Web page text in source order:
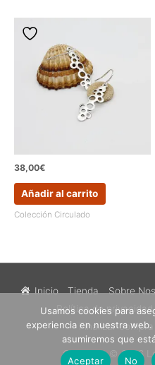
38,00€
Añadir al carrito
Colección Circulado
Inicio Tienda Sobre
Política de privacidad
Finalizar compra
Copyright © 2026
Usamos cookies para
experiencia en nuestra web.
asumiremos que
Aceptar
No